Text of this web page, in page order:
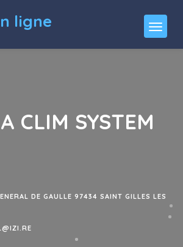
ligne
CLIM SYSTEM
DE GAULLE 97434 SAINT GILLES LES